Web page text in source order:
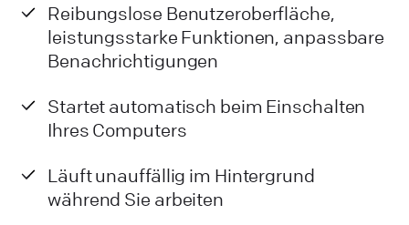
Reibungslose Benutzeroberfläche,
leistungsstarke Funktionen, anpassbare
Benachrichtigungen
Startet automatisch beim Einschalten
Ihres Computers
Läuft unauffällig im Hintergrund
während Sie arbeiten